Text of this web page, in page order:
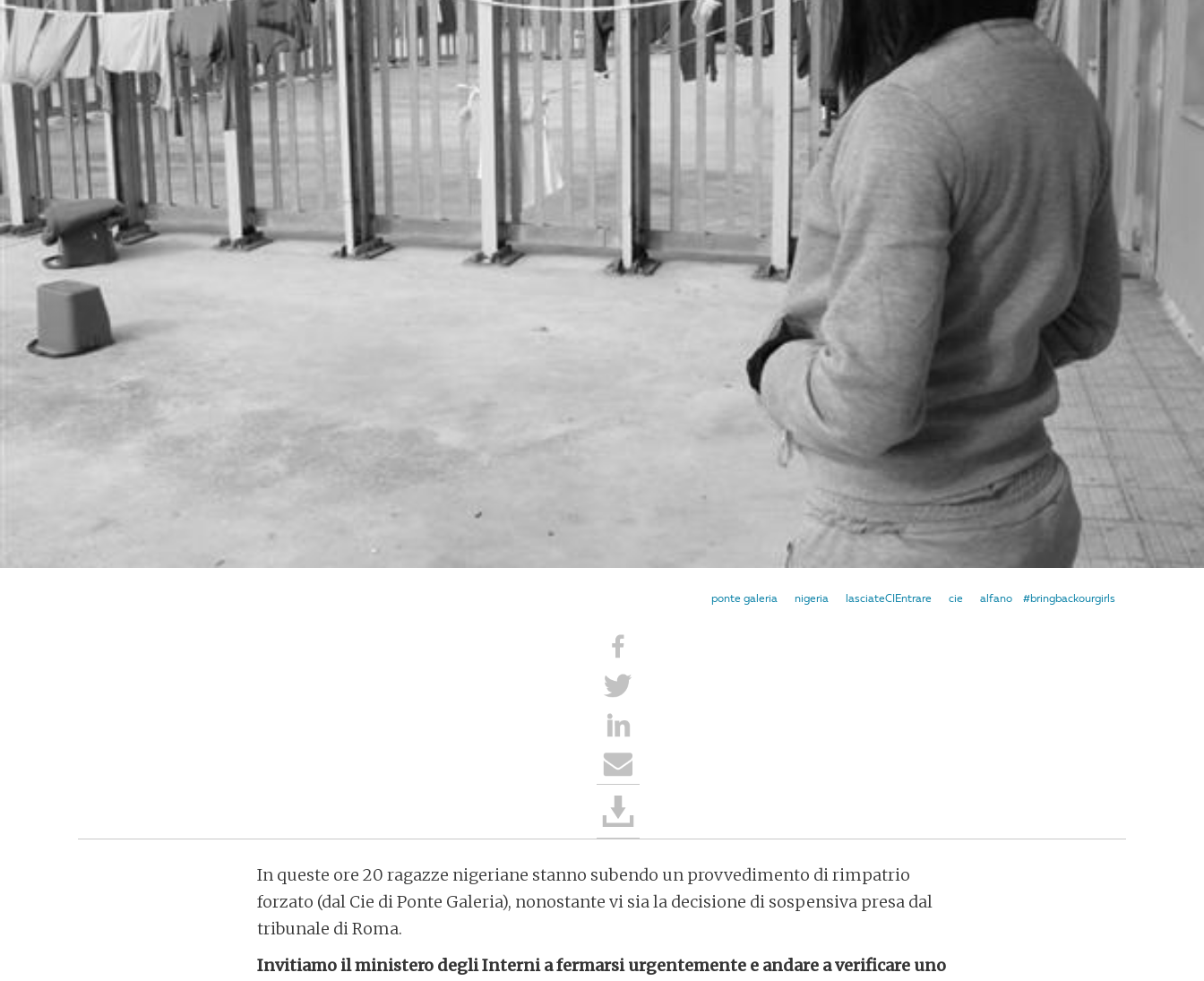
#bringbackourgirls
alfano
cie
lasciateCIEntrare
nigeria
ponte galeria
In queste ore 20 ragazze nigeriane stanno subendo un provvedimento di rimpatrio
forzato (dal Cie di Ponte Galeria), nonostante vi sia la decisione di sospensiva presa dal
tribunale di Roma.
Invitiamo il ministero degli Interni a fermarsi urgentemente e andare a verificare uno